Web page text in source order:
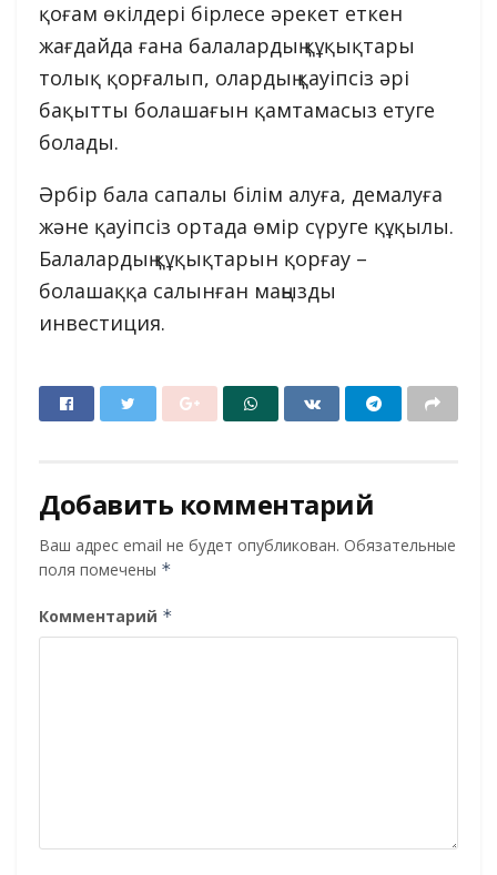
қоғам өкілдері бірлесе әрекет еткен
жағдайда ғана балалардың құқықтары
толық қорғалып, олардың қауіпсіз әрі
бақытты болашағын қамтамасыз етуге
болады.
Әрбір бала сапалы білім алуға, демалуға
және қауіпсіз ортада өмір сүруге құқылы.
Балалардың құқықтарын қорғау –
болашаққа салынған маңызды
инвестиция.
Добавить комментарий
Ваш адрес email не будет опубликован. Обязательные
поля помечены *
Комментарий *